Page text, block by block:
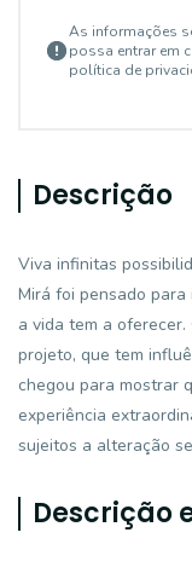
As informações
possa entrar em
política de
Descrição
Viva infinitas
Mirá foi pensado
a vida tem a
projeto, que tem
chegou para mostrar
experiência
sujeitos a alteração
Descrição